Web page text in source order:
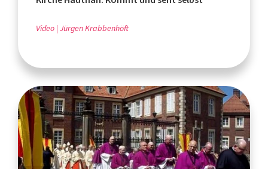
Video Jürgen Krabbenhöft